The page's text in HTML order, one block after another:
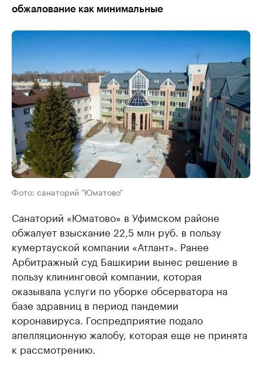
обжалование как минимальные
Фото: санаторий "Юматово"
Санаторий «Юматово» в Уфимском районе
обжалует взыскание 22,5 млн руб. в пользу
кумертауской компании «Атлант». Ранее
Арбитражный суд Башкирии вынес решение в
пользу клининговой компании, которая
оказывала услуги по уборке обсерватора на
базе здравниц в период пандемии
коронавируса. Госпредприятие подало
апелляционную жалобу, которая еще не принята
к рассмотрению.